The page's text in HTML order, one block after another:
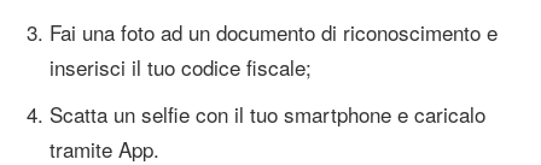
Fai una foto ad un documento di riconoscimento e
inserisci il tuo codice fiscale;
Scatta un selfie con il tuo smartphone e caricalo
tramite App.